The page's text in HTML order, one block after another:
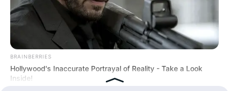
BRAINBERRIES
Hollywood's Inaccurate Portrayal of Reality - Take a Look
Inside!